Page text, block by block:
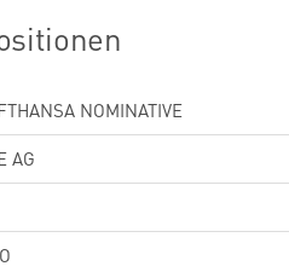
NOMINATIVE
AG